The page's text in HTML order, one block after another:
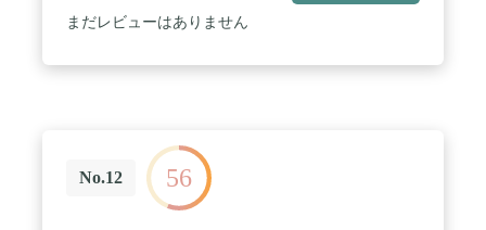
まだレビューはありません
No.12 56